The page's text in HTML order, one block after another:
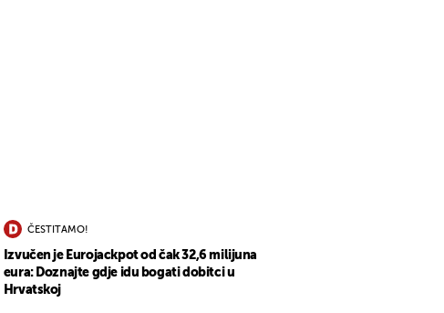
ČESTITAMO!
Izvučen je Eurojackpot od čak 32,6 milijuna
eura: Doznajte gdje idu bogati dobitci u
Hrvatskoj